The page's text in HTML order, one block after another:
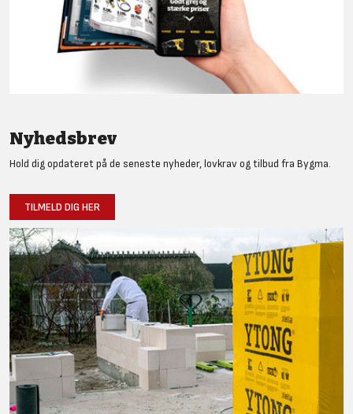
Nyhedsbrev
Hold dig opdateret på de seneste nyheder, lovkrav og tilbud fra Bygma.
TILMELD DIG HER